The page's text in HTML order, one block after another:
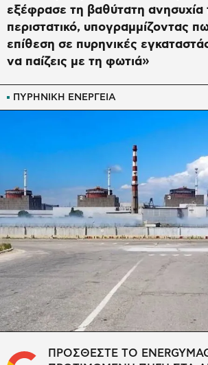
ΠΥΡΗΝΙΚΗ ΕΝΕΡΓΕΙΑ
εξέφρασε τη βαθύτατη ανησυχία
περιστατικό, υπογραμμίζοντας
επίθεση σε πυρηνικές
να παίζεις με τη φωτιά»
ΠΡΟΣΘΕΣΤΕ ΤΟ